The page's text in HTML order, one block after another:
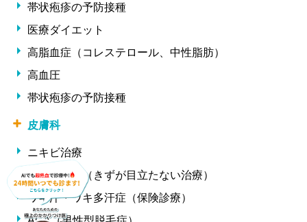
帯状疱疹の予防接種
医療ダイエット
高脂血症（コレステロール、中性脂肪）
高血圧
帯状疱疹の予防接種
皮膚科
ニキビ治療
ほくろ除去（きずが目立たない治療）
ワキ汗・ワキ多汗症（保険診療）